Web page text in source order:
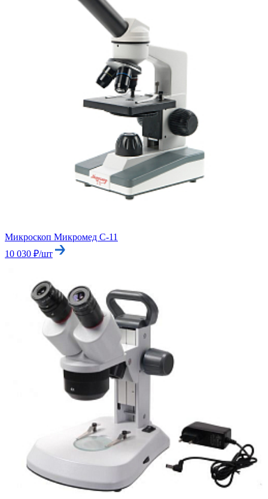
Микроскоп Микромед С-11
10 030 ₽/шт